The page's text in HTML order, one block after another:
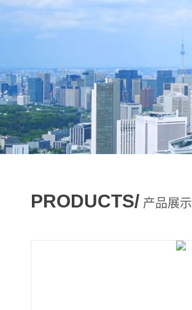
PRODUCTS/ 产品展示